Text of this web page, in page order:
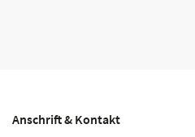
Anschrift & Kontakt